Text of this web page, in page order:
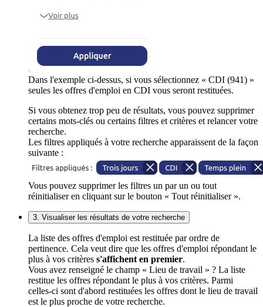
Dans l'exemple ci-dessus, si vous sélectionnez « CDI (941) »
seules les offres d'emploi en CDI vous seront restituées.
Si vous obtenez trop peu de résultats, vous pouvez supprimer
certains mots-clés ou certains filtres et critères et relancer votre
recherche.
Les filtres appliqués à votre recherche apparaissent de la façon
suivante :
Vous pouvez supprimer les filtres un par un ou tout
réinitialiser en cliquant sur le bouton « Tout réinitialiser ».
3. Visualiser les résultats de votre recherche
La liste des offres d'emploi est restituée par ordre de
pertinence. Cela veut dire que les offres d'emploi répondant le
plus à vos critères s'affichent en premier.
Vous avez renseigné le champ « Lieu de travail » ? La liste
restitue les offres répondant le plus à vos critères. Parmi
celles-ci sont d'abord restituées les offres dont le lieu de travail
est le plus proche de votre recherche.